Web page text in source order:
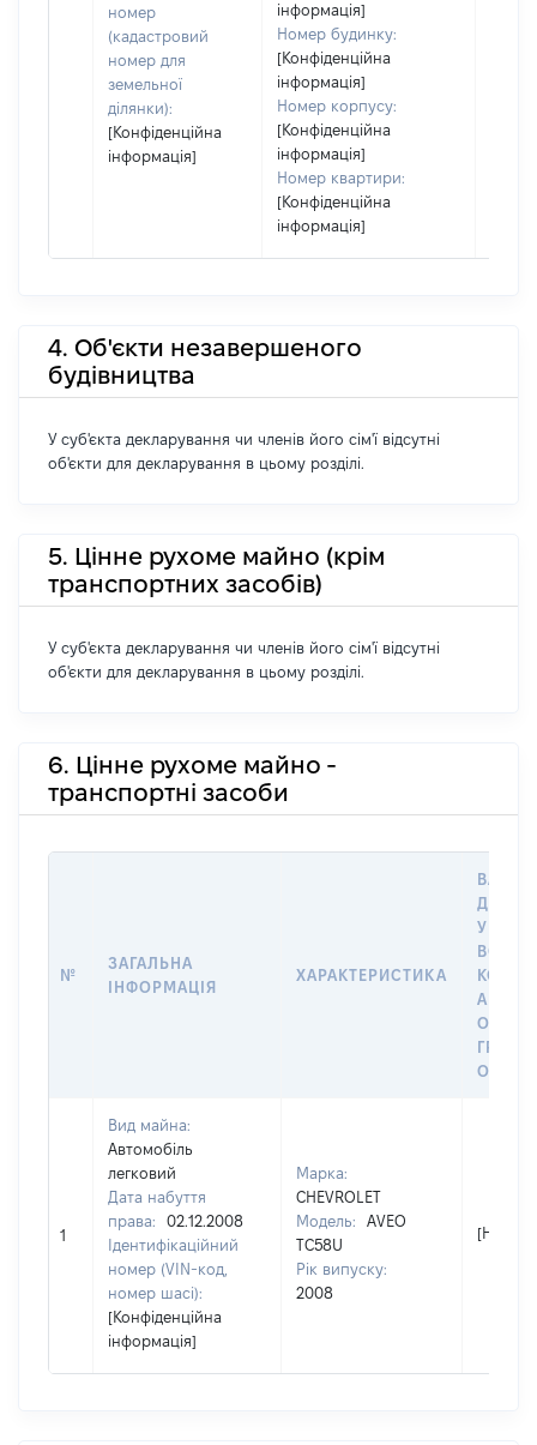
номер
(кадастровий
номер для
земельної
ділянки):
[Конфіденційна
інформація]
інформація]
Номер будинку:
[Конфіденційна
інформація]
Номер корпусу:
[Конфіденційна
інформація]
Номер квартири:
[Конфіденційна
інформація]
4. Об'єкти незавершеного
будівництва
У суб'єкта декларування чи членів його сім'ї відсутні
об'єкти для декларування в цьому розділі.
5. Цінне рухоме майно (крім
транспортних засобів)
У суб'єкта декларування чи членів його сім'ї відсутні
об'єкти для декларування в цьому розділі.
6. Цінне рухоме майно -
транспортні засоби
№
ЗАГАЛЬНА
ІНФОРМАЦІЯ
ХАРАКТЕРИСТИКА
ДАТУ
У
АБО
1
Вид майна:
Автомобіль
легковий
Дата набуття
права:
02.12.2008
Ідентифікаційний
номер (VIN-код,
номер шасі):
[Конфіденційна
інформація]
Марка:
CHEVROLET
Модель:
AVEO
TC58U
Рік випуску:
2008
[Не